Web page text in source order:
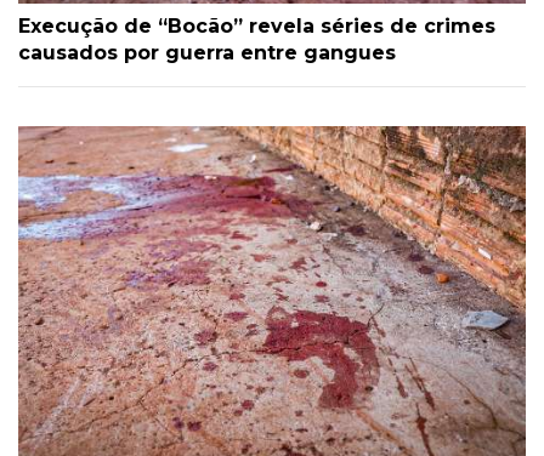
Execução de “Bocão” revela séries de crimes
causados por guerra entre gangues